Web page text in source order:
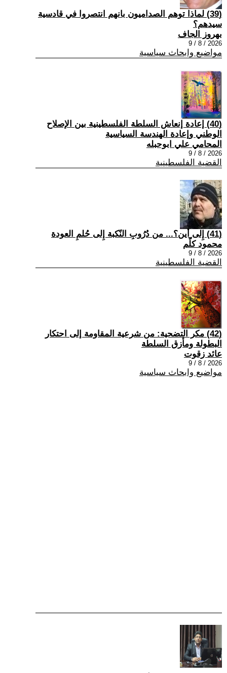
(39) ‏لماذا توهم الصداميون بانهم انتصروا في قادسية
سيدهم؟
بهروز الجاف
2026 / 8 / 9
مواضيع وابحاث سياسية
(40) إعادة إنعاش السلطة الفلسطينية بين الإصلاح
الوطني وإعادة الهندسة السياسية
المحامي علي ابوحبله
2026 / 8 / 9
القضية الفلسطينية
(41) إِلى أين؟... من دُرُوبِ النّكبة إِلى حُلمِ العودة
محمود كلّم
2026 / 8 / 9
القضية الفلسطينية
(42) مكر التضحية: من شرعية المقاومة إلى احتكار
البطولة ومأزق السلطة
عائد زقوت
2026 / 8 / 9
مواضيع وابحاث سياسية